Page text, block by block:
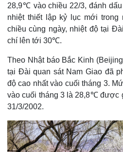
4
.
9
0
%
28,9℃ vào chiều 22/3, đánh
nhiệt thiết lập kỷ lục mới trong
chiều cùng ngày, nhiệt độ tại
chí lên tới 30℃.
Theo Nhật báo Bắc Kinh
tại Đài quan sát Nam Giao đã
độ cao nhất vào cuối tháng 3.
vào cuối tháng 3 là 28,8℃ được
31/3/2002.